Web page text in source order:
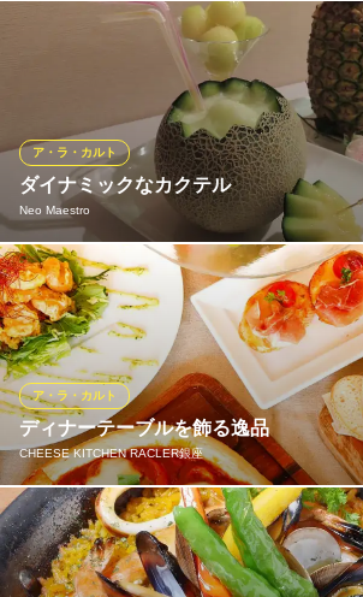
フランス料理
地下鉄東銀座駅 徒歩2分
東京都中央区銀座4-10-1 銀座AZAビル3F
厳選した黒毛和牛にブランド豚を加えたタネ
グラを包み込んだ風味豊かなハンバーグです
一度に味わうことができる自慢の一品。
ahill ginza
フレンチ鉄板焼き
地下鉄銀座線銀座駅C8番出口 徒歩3分
東京都中央区銀座2-4-6 銀座Velvia館 8F
ダイナミックなカクテル
Neo Maestro
ア・ラ・カルト
夏も本番！。メロンやパイナップルをそのま
しか飲めないダイナミックなカクテルを、少
プルの方、パーティー向けのカクテルとして
か？！。是非、この機会にご来店頂き、写メ
か。心よりお待ちしております。
Neo Maestro
完全個室×フレンチ
地下鉄日比谷線東銀座駅 徒歩4分
東京都中央区銀座7-10-12 第二柳屋ビルB1
ディナーテーブルを飾る逸品
CHEESE KITCHEN RACLER銀座
ア・ラ・カルト
鮮やかな色彩と食欲を膨らませるcheeseの
みがこぼれるような逸品ばかりをご用意して
料理をどうぞ心ゆくまでご堪能あれ。